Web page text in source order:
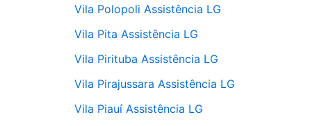
Vila Polopoli Assistência LG
Vila Pita Assistência LG
Vila Pirituba Assistência LG
Vila Pirajussara Assistência LG
Vila Piauí Assistência LG